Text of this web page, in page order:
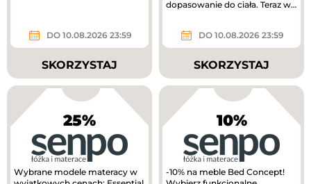
DO 10.08.2026 23:59
SKORZYSTAJ
dopasowanie do ciała. Teraz w
DO 10.08.2026 23:59
SKORZYSTAJ
25%
Wybrane modele materacy w
10%
-10% na meble Bed Concept!